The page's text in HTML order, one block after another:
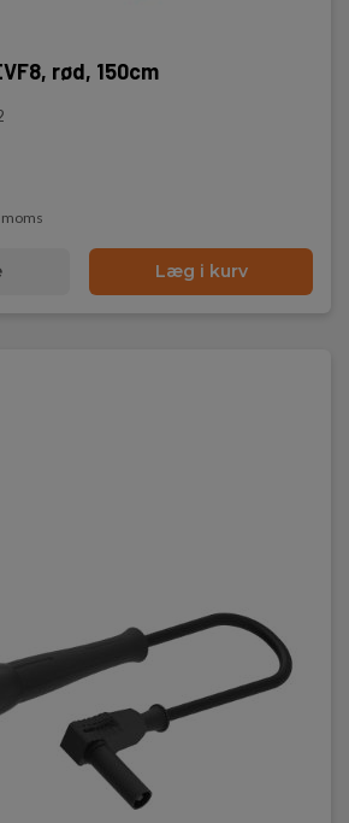
rød, 150cm
moms
Læg i kurv